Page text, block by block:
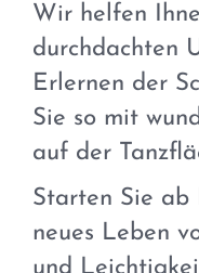
Wir helfen
durchdachten
Erlernen der
Sie so mit
auf der
Starten Sie ab
neues Leben
und